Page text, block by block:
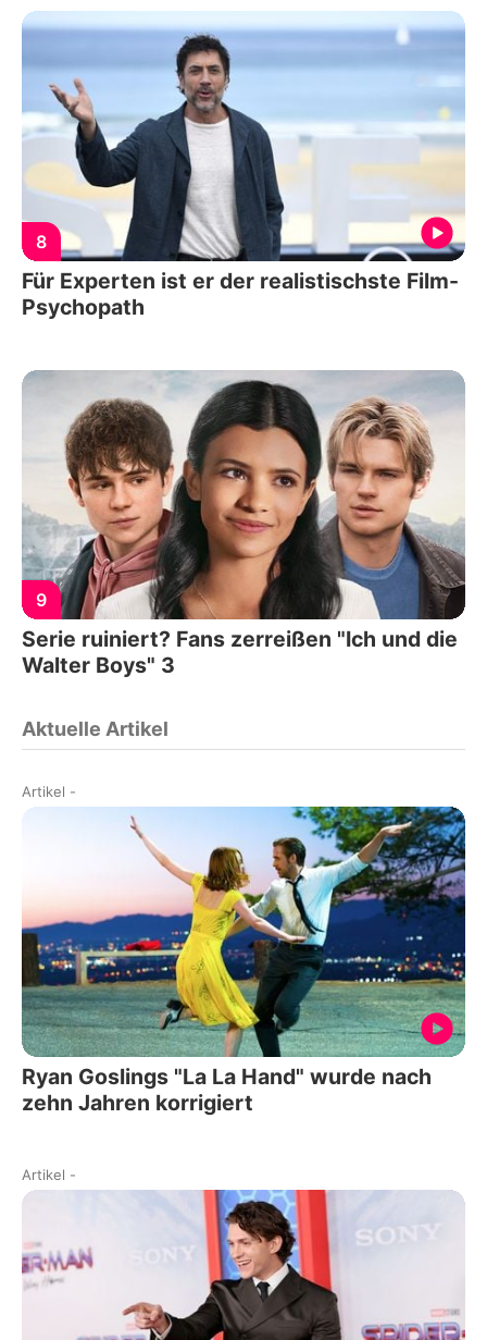
8
Für Experten ist er der realistischste Film-
Psychopath
9
Serie ruiniert? Fans zerreißen "Ich und die
Walter Boys" 3
Aktuelle Artikel
Artikel -
Ryan Goslings "La La Hand" wurde nach
zehn Jahren korrigiert
Artikel -